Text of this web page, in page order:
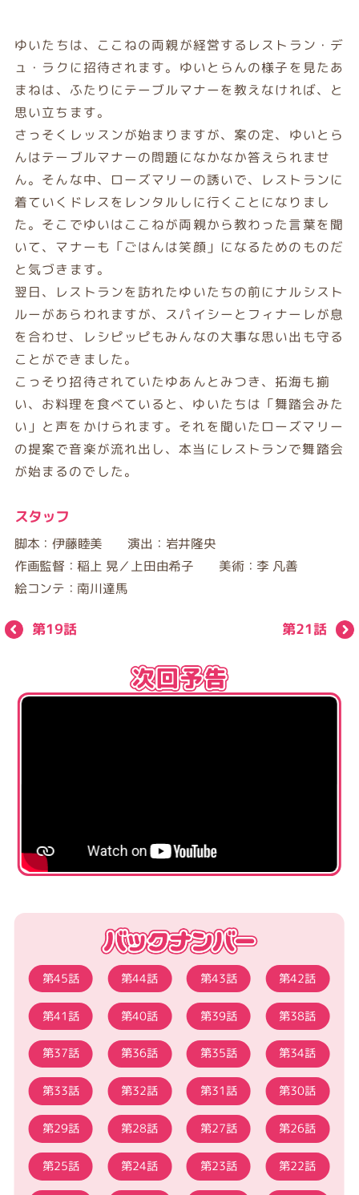
ゆいたちは、ここねの両親が経営するレストラン・デ
ュ・ラクに招待されます。ゆいとらんの様子を見たあ
まねは、ふたりにテーブルマナーを教えなければ、と
思い立ちます。
さっそくレッスンが始まりますが、案の定、ゆいとら
んはテーブルマナーの問題になかなか答えられませ
ん。そんな中、ローズマリーの誘いで、レストランに
着ていくドレスをレンタルしに行くことになりまし
た。そこでゆいはここねが両親から教わった言葉を聞
いて、マナーも「ごはんは笑顔」になるためのものだ
と気づきます。
翌日、レストランを訪れたゆいたちの前にナルシスト
ルーがあらわれますが、スパイシーとフィナーレが息
を合わせ、レシピッピもみんなの大事な思い出も守る
ことができました。
こっそり招待されていたゆあんとみつき、拓海も揃
い、お料理を食べていると、ゆいたちは「舞踏会みた
い」と声をかけられます。それを聞いたローズマリー
の提案で音楽が流れ出し、本当にレストランで舞踏会
が始まるのでした。
スタッフ
脚本：伊藤睦美 演出：岩井隆央
作画監督：稲上 晃／上田由希子 美術：李 凡善
絵コンテ：南川達馬
第19話 第21話
第45話 第44話 第43話 第42話
第41話 第40話 第39話 第38話
第37話 第36話 第35話 第34話
第33話 第32話 第31話 第30話
第29話 第28話 第27話 第26話
第25話 第24話 第23話 第22話